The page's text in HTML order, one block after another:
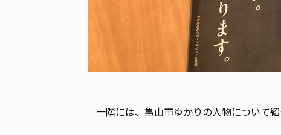
一階には、亀山市ゆかりの人物について